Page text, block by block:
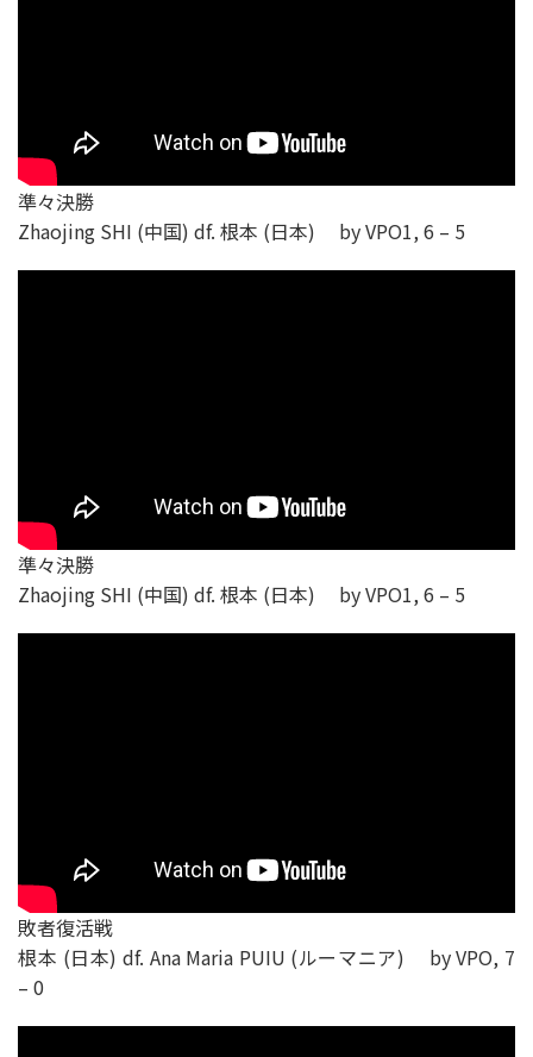
準々決勝
Zhaojing SHI (中国) df. 根本 (日本) by VPO1, 6 – 5
準々決勝
Zhaojing SHI (中国) df. 根本 (日本) by VPO1, 6 – 5
敗者復活戦
根本 (日本) df. Ana Maria PUIU (ルーマニア) by VPO, 7
– 0